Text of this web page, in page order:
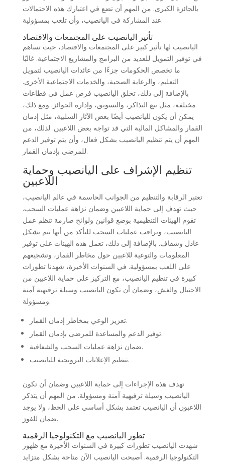
بالجائزة الكبرى. من المهم أن تضع في اعتبارك هذه الاحتمالات
عند المشاركة في اليانصيب، وأن تلعب بمسؤولية.
تأثير اليانصيب على المجتمعات والاقتصاد
اليانصيب لها تأثير كبير على المجتمعات والاقتصاد، حيث تساهم
في توفير التمويل للعديد من البرامج والمشاريع الاجتماعية. غالبًا
ما تخصص الحكومات جزءًا من عائدات اليانصيب لتمويل
التعليم، والرعاية الصحية، والخدمات الاجتماعية الأخرى.
بالإضافة إلى ذلك، تخلق اليانصيب فرص عمل في قطاعات
مختلفة، مثل بيع التذاكر، والتسويق، وإدارة الجوائز. ومع ذلك،
يمكن أن يكون لليانصيب أيضًا بعض الآثار السلبية، مثل إدمان
القمار والمشاكل المالية التي قد تواجه بعض اللاعبين. لذلك، من
المهم أن يتم تنظيم اليانصيب بشكل فعال، وأن يتم توفير الدعم
للمرضى بإدمان القمار.
تنظيم الإشراف على اليانصيب وحماية
اللاعبين
تعتبر الرقابة والتنظيم من الجوانب الحاسمة في عالم اليانصيب،
حيث تهدف إلى حماية اللاعبين وضمان نزاهة عمليات السحب.
تقوم الهيئات التنظيمية بوضع قوانين ولوائح صارمة تنظم عمل
اليانصيب، وتراقب عمليات السحب للتأكد من أنها تتم بشكل
عادل وشفاف. بالإضافة إلى ذلك، تعمل هذه الهيئات على توفير
المعلومات والتوعية للاعبين حول مخاطر القمار، وتشجيعهم
على اللعب بمسؤولية. في السنوات الأخيرة، شهدنا تطورات
كبيرة في تنظيم اليانصيب، مع التركيز على حماية اللاعبين من
الاحتيال والغش، وضمان أن تكون اليانصيب وسيلة ترفيهية آمنة
ومسؤولة.
تعزيز الوعي بمخاطر إدمان القمار.
توفير الدعم والمساعدة للمرضى بإدمان القمار.
ضمان نزاهة عمليات السحب والشفافية.
تنظيم الإعلانات الترويجية لليانصيب.
تهدف هذه الإجراءات إلى حماية اللاعبين وضمان أن تكون
اليانصيب وسيلة ترفيهية آمنة ومسؤولة. من المهم أن يتذكر
اللاعبون أن اليانصيب تعتمد بشكل أساسي على الحظ، ولا يوجد
ضمان للفوز.
تطور اليانصيب مع التكنولوجيا الرقمية
شهدت اليانصيب تطورات كبيرة في السنوات الأخيرة مع ظهور
التكنولوجيا الرقمية. أصبحت اليانصيب الآن متاحة بشكل متزايد